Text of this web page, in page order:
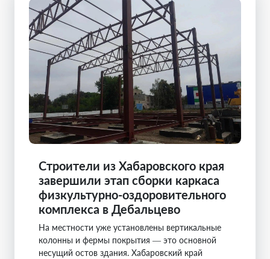
Строители из Хабаровского края
завершили этап сборки каркаса
физкультурно-оздоровительного
комплекса в Дебальцево
На местности уже установлены вертикальные
колонны и фермы покрытия — это основной
несущий остов здания. Хабаровский край